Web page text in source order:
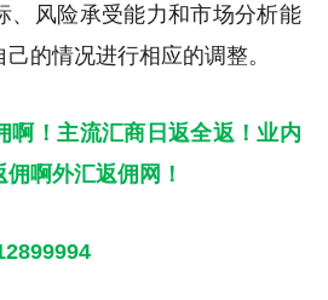
、风险承受能力和市场分析能
的情况进行相应的调整。
啊！主流汇商日返全返！业内
佣啊外汇返佣网 ！